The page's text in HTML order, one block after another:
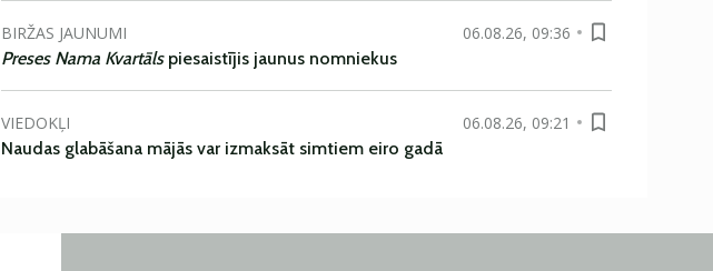
BIRŽAS JAUNUMI
06.08.26, 09:36
Preses Nama Kvartāls piesaistījis jaunus nomniekus
VIEDOKĻI
06.08.26, 09:21
Naudas glabāšana mājās var izmaksāt simtiem eiro gadā